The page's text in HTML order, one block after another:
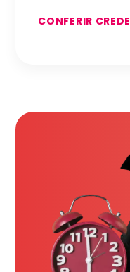
CONFERIR